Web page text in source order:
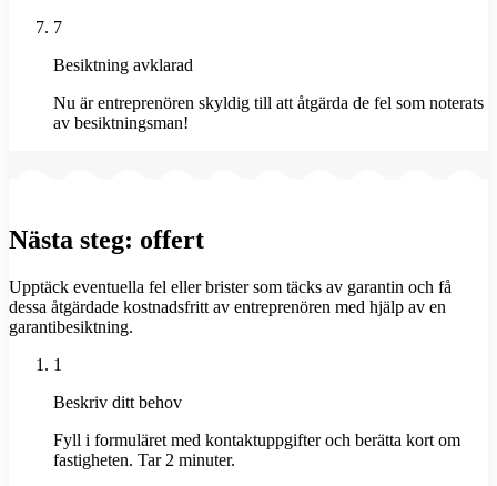
7
Besiktning avklarad
Nu är entreprenören skyldig till att åtgärda de fel som noterats
av besiktningsman!
Nästa steg: offert
Upptäck eventuella fel eller brister som täcks av garantin och få
dessa åtgärdade kostnadsfritt av entreprenören med hjälp av en
garantibesiktning.
1
Beskriv ditt behov
Fyll i formuläret med kontaktuppgifter och berätta kort om
fastigheten. Tar 2 minuter.